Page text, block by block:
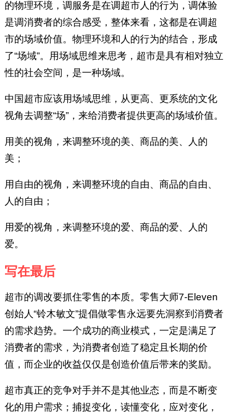
的物理环境，调服务是在调超市人的行为，调体验
是调消费者的综合感受，整体来看，这都是在调超
市的场域价值。物理环境和人的行为的结合，形成
了“场域”。用场域思维来思考，超市是具有相对独立
性的社会空间，是一种场域。
中国超市应该用场域思维，从更高、更系统的文化
视角去调整“场”，来给消费者提供更高的场域价值。
用美的视角，来调整环境的美、商品的美、人的
美；
用自由的视角，来调整环境的自由、商品的自由、
人的自由；
用爱的视角，来调整环境的爱、商品的爱、人的
爱。
写在最后
超市的调改要抓住零售的本质。零售大师7-Eleven
创始人“铃木敏文”提倡做零售永远要先洞察到消费者
的需求趋势。一个成功的商业模式，一定是满足了
消费者的需求，为消费者创造了稳定且长期的价
值，而企业的收益仅仅是创造价值后带来的奖励。
超市真正的竞争对手并不是其他业态，而是不断变
化的用户需求；捕捉变化，读懂变化，应对变化，